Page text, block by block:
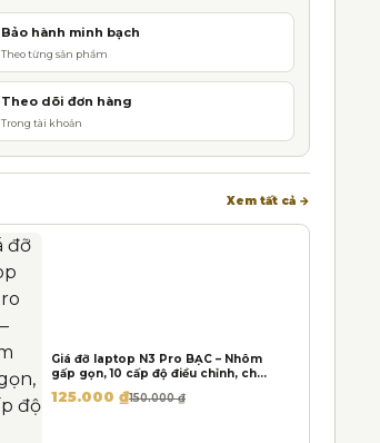
Bảo hành minh bạch
Theo từng sản phẩm
Theo dõi đơn hàng
Trong tài khoản
Xem tất cả →
Giá đỡ laptop N3 Pro BẠC – Nhôm
gấp gọn, 10 cấp độ điều chỉnh, cho
máy 11-15inch
150.000₫
Giá gốc là: 150.000 ₫.
125.000 ₫
Giá hiện tại là: 125.000 ₫.